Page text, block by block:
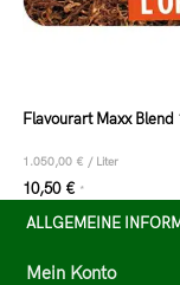
Flavourart Maxx Blend
1.050,00 € / Liter
10,50 € *
ALLGEMEINE
Mein Konto